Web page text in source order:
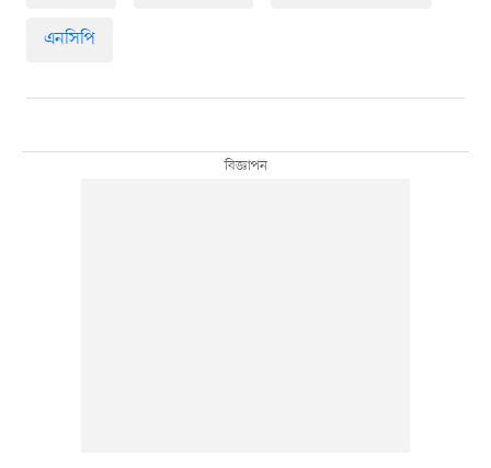
এনসিপি